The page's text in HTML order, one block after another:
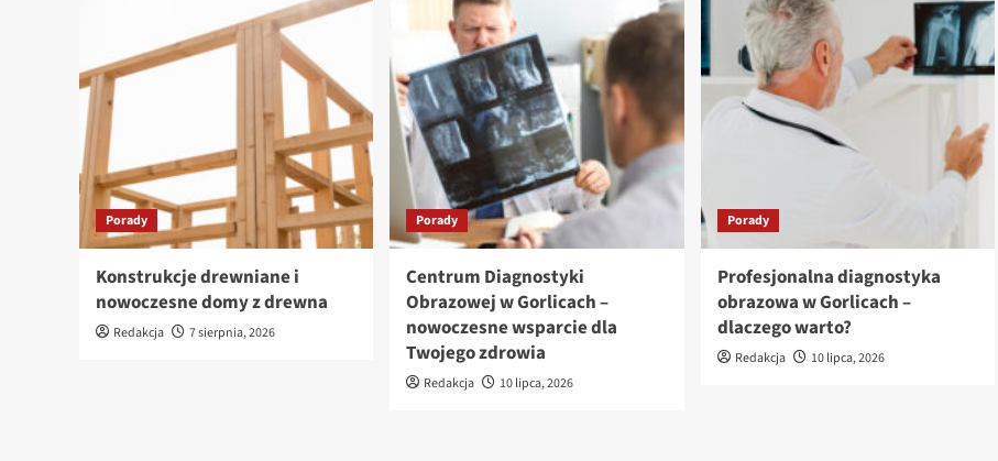
Porady
Konstrukcje drewniane i
nowoczesne domy z drewna
Redakcja 7 sierpnia, 2026
Porady
Centrum Diagnostyki
Obrazowej w Gorlicach –
nowoczesne wsparcie dla
Twojego zdrowia
Redakcja 10 lipca, 2026
Porady
Profesjonalna diagnostyka
obrazowa w Gorlicach –
dlaczego warto?
Redakcja 10 lipca, 2026